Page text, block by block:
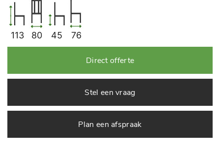
113 80 45 76
Direct offerte
Stel een vraag
Plan een afspraak